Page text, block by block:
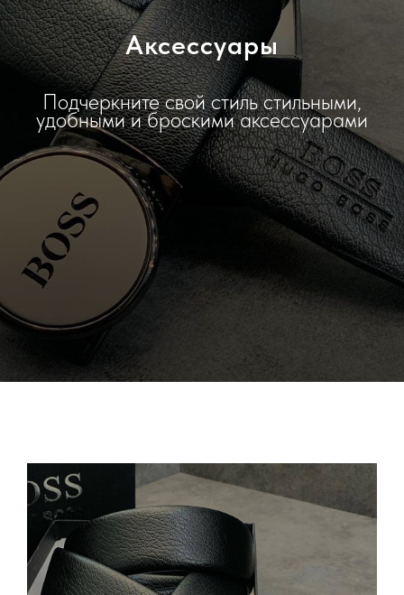
Аксессуары
Подчеркните свой стиль стильными,
удобными и броскими аксессуарами